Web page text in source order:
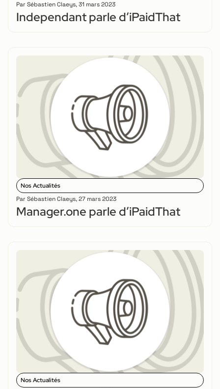
Par Sébastien Claeys,31 mars 2023
Independant parle d’iPaidThat
Nos Actualités
Par Sébastien Claeys,27 mars 2023
Manager.one parle d’iPaidThat
Nos Actualités